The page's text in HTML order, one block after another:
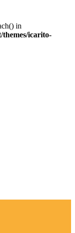
in
icarito-